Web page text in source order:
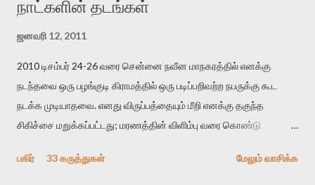
நாட்களின் தடங்கள்
ஜனவரி 12, 2011
2010 டிசம்பர் 24-26 வரை சென்னை நவீன மாநகரத்தில் எனக்கு
நடந்தவை ஒரு பழங்குடி கிராமத்தில் ஒரு படிப்பறிவற்ற நபருக்கு கூட
நடக்க முடியாதவை. எனது விருப்பத்தையும் மீறி எனக்கு தகுந்த
சிகிச்சை மறுக்கப்பட்டது; மரணத்தின் விளிம்பு வரை கொண்டு
பகிர்
33 கருத்துகள் மேலும் வாசிக்க